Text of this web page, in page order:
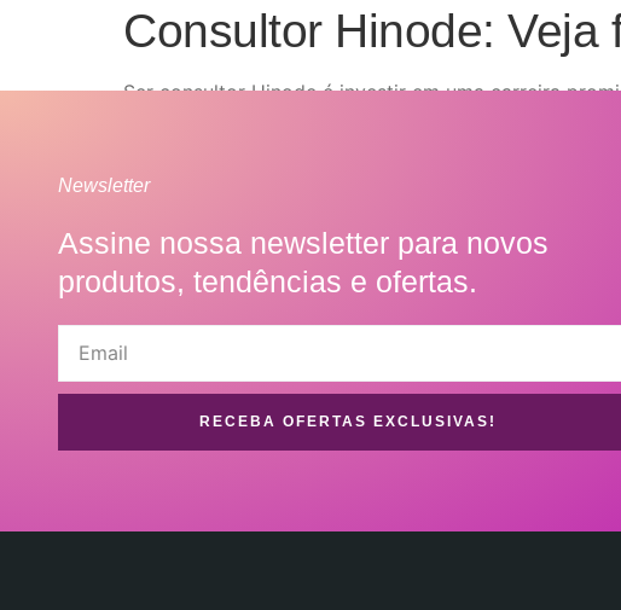
Consultor Hinode:
Ser consultor Hinode é investir em uma carreira
{img:6775}{Saiba mais:https://
Newsletter
Assine nossa newsletter para novos
produtos, tendências e ofertas.
RECEBA OFERTAS EXCLUSIVAS!